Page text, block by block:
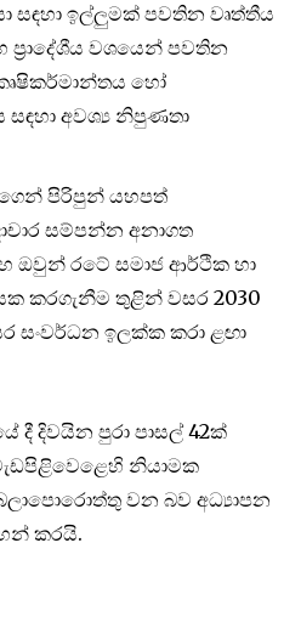
සඳහා ඉල්ලුමක් පවතින වෘත්තීය
වශයෙන් පවතින
හෝ
සඳහා අවශ්‍ය නිපුණතා
පිරිපුන් යහපත්
සම්පන්න අනාගත
ඔවුන් රටේ සමාජ ආර්ථික හා
කරගැනීම තුළින් වසර 2030
සංවර්ධන ඉලක්ක කරා ළඟා
දිවයින පුරා පාසල් 42ක්
නියාමක
වන බව අධ්‍යාපන
කරයි.